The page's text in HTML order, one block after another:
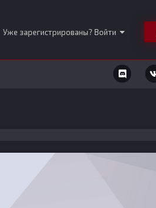
Уже зарегистрированы? Войти